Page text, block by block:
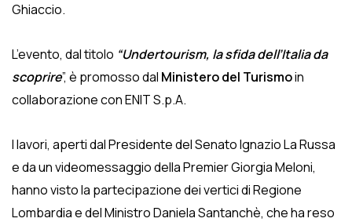
Ghiaccio.
L’evento, dal titolo “Undertourism, la sfida dell’Italia da
scoprire”, è promosso dal Ministero del Turismoin
collaborazione con ENIT S.p.A.
I lavori, aperti dal Presidente del Senato Ignazio La Russa
e da un videomessaggio della Premier Giorgia Meloni,
hanno visto la partecipazione dei vertici di Regione
Lombardia e del Ministro Daniela Santanchè, che ha reso